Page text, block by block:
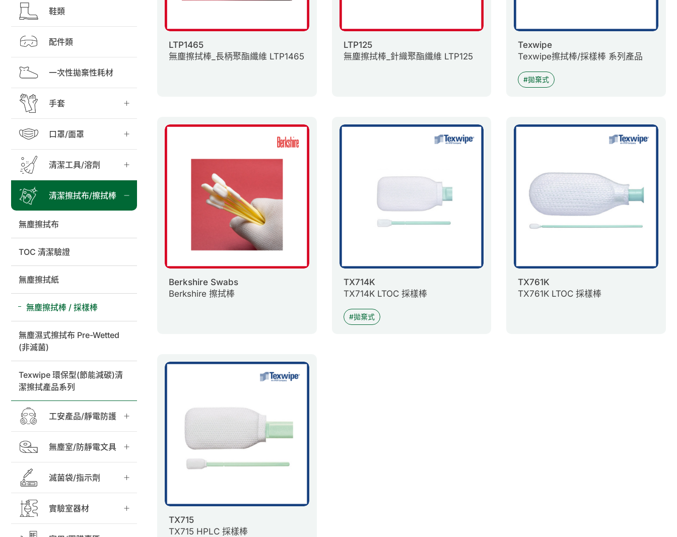
鞋類
配件類
一次性拋棄性耗材
手套
口罩/面罩
清潔工具/溶劑
清潔擦拭布/擦拭棒
無塵擦拭布
TOC 清潔驗證
無塵擦拭紙
無塵擦拭棒 / 採樣棒
無塵濕式擦拭布 Pre-Wetted
(非滅菌)
Texwipe 環保型(節能減碳)清
潔擦拭產品系列
工安產品/靜電防護
無塵室/防靜電文具
滅菌袋/指示劑
實驗室器材
LTP1465
無塵擦拭棒_長柄聚酯纖維 LTP1465
LTP125
無塵擦拭棒_針織聚酯纖維 LTP125
Texwipe
Texwipe擦拭棒/採樣棒 系列產品
拋棄式
Berkshire Swabs
Berkshire 擦拭棒
TX714K
TX714K LTOC 採樣棒
拋棄式
TX761K
TX761K LTOC 採樣棒
TX715
TX715 HPLC 採樣棒